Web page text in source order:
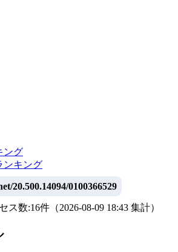
ング
ンキング
20.500.14094/0100366529
ス数:16件 （2026-08-09 18:43 集計）